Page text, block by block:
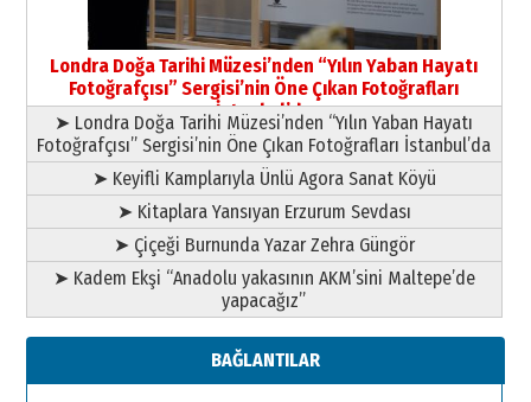
Yusuf POLAT
Şampiyonluk Sebahattin Şirin’e
yazar
11 Mayıs 2026 Pazartesi
Londra Doğa Tarihi Müzesi’nden “Yılın Yaban Hayatı
Fotoğrafçısı” Sergisi’nin Öne Çıkan Fotoğrafları
İstanbul’da
➤ Londra Doğa Tarihi Müzesi’nden “Yılın Yaban Hayatı
Fotoğrafçısı” Sergisi’nin Öne Çıkan Fotoğrafları İstanbul’da
➤ Keyifli Kamplarıyla Ünlü Agora Sanat Köyü
➤ Kitaplara Yansıyan Erzurum Sevdası
➤ Çiçeği Burnunda Yazar Zehra Güngör
➤ Kadem Ekşi “Anadolu yakasının AKM’sini Maltepe’de
yapacağız”
BAĞLANTILAR